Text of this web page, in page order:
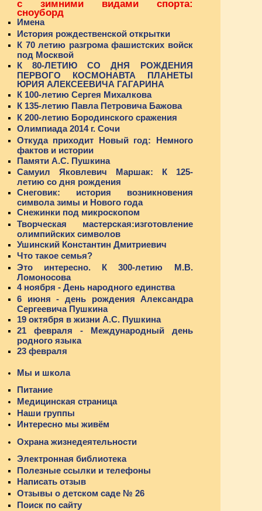
с зимними видами спорта:
сноуборд
Имена
История рождественской открытки
К 70 летию разгрома фашистских войск
под Москвой
К 80-ЛЕТИЮ СО ДНЯ РОЖДЕНИЯ
ПЕРВОГО КОСМОНАВТА ПЛАНЕТЫ
ЮРИЯ АЛЕКСЕЕВИЧА ГАГАРИНА
К 100-летию Сергея Михалкова
К 135-летию Павла Петровича Бажова
К 200-летию Бородинского сражения
Олимпиада 2014 г. Сочи
Откуда приходит Новый год: Немного
фактов и истории
Памяти А.С. Пушкина
Самуил Яковлевич Маршак: К 125-
летию со дня рождения
Снеговик: история возникновения
символа зимы и Нового года
Снежинки под микроскопом
Творческая мастерская:изготовление
олимпийских символов
Ушинский Константин Дмитриевич
Что такое семья?
Это интересно. К 300-летию М.В.
Ломоносова
4 ноября - День народного единства
6 июня - день рождения Александра
Сергеевича Пушкина
19 октября в жизни А.С. Пушкина
21 февраля - Международный день
родного языка
23 февраля
Мы и школа
Питание
Медицинская страница
Наши группы
Интересно мы живём
Охрана жизнедеятельности
Электронная библиотека
Полезные ссылки и телефоны
Написать отзыв
Отзывы о детском саде № 26
Поиск по сайту